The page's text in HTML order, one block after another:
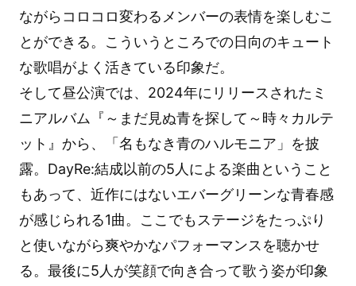
ながらコロコロ変わるメンバーの表情を楽しむこ
とができる。こういうところでの日向のキュート
な歌唱がよく活きている印象だ。
そして昼公演では、2024年にリリースされたミ
ニアルバム『～まだ見ぬ青を探して～時々カルテ
ット』から、「名もなき青のハルモニア」を披
露。DayRe:結成以前の5人による楽曲ということ
もあって、近作にはないエバーグリーンな青春感
が感じられる1曲。ここでもステージをたっぷり
と使いながら爽やかなパフォーマンスを聴かせ
る。最後に5人が笑顔で向き合って歌う姿が印象